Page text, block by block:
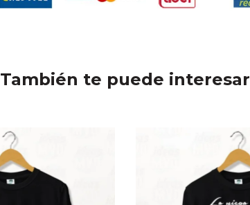
También te puede interesar